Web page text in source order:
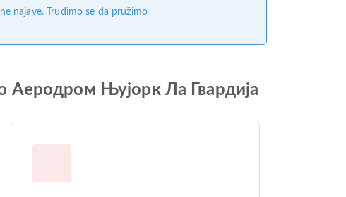
najave. Trudimo se da pružimo
Њујорк Ла Гвардија